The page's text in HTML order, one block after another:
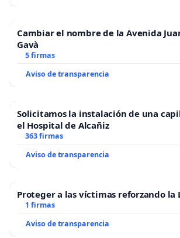
Cambiar el nombre de la Avenida
Gavà
5 firmas
Aviso de transparencia
Solicitamos la instalación de una
el Hospital de Alcañiz
363 firmas
Aviso de transparencia
Proteger a las víctimas reforzando la
1 firmas
Aviso de transparencia